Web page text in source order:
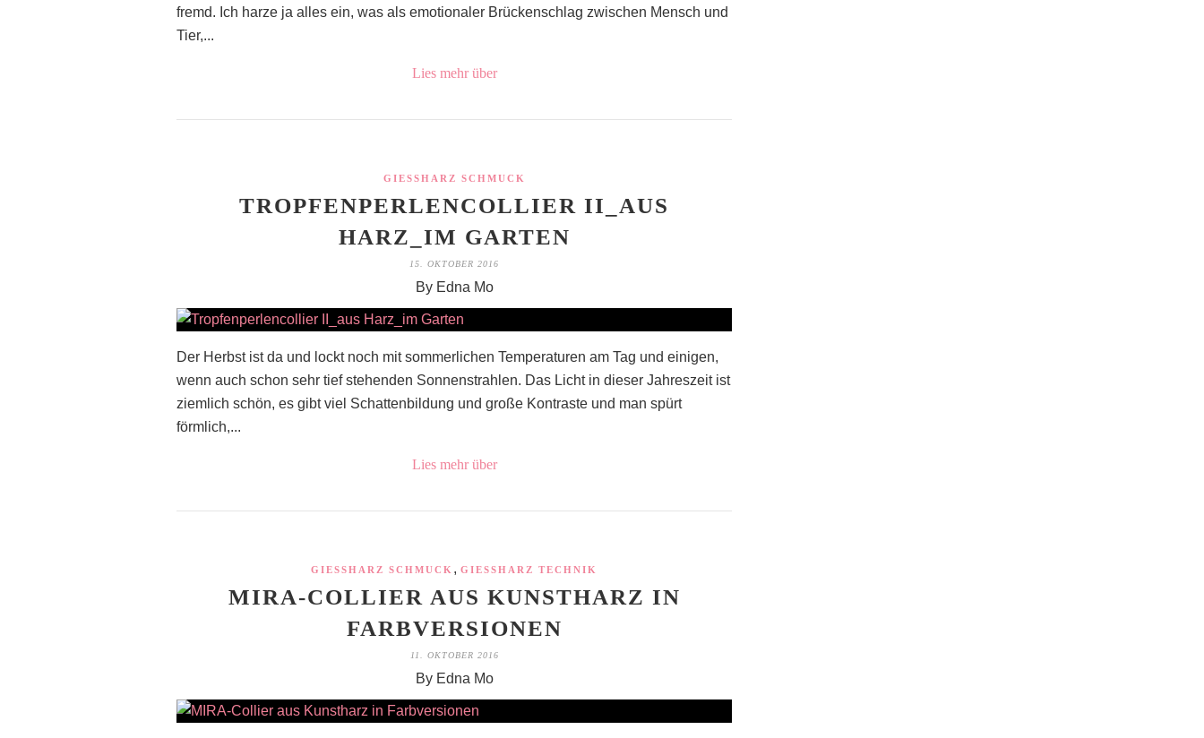
fremd. Ich harze ja alles ein, was als emotionaler Brückenschlag zwischen Mensch und
Tier,...
Lies mehr über
GIESSHARZ SCHMUCK
TROPFENPERLENCOLLIER II_AUS
HARZ_IM GARTEN
15. OKTOBER 2016
By Edna Mo
Der Herbst ist da und lockt noch mit sommerlichen Temperaturen am Tag und einigen,
wenn auch schon sehr tief stehenden Sonnenstrahlen. Das Licht in dieser Jahreszeit ist
ziemlich schön, es gibt viel Schattenbildung und große Kontraste und man spürt
förmlich,...
Lies mehr über
GIESSHARZ SCHMUCK , GIESSHARZ TECHNIK
MIRA-COLLIER AUS KUNSTHARZ IN
FARBVERSIONEN
11. OKTOBER 2016
By Edna Mo